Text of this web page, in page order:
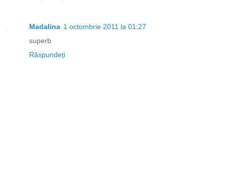
Madalina 1 octombrie 2011 la 01:27
superb
Răspundeți